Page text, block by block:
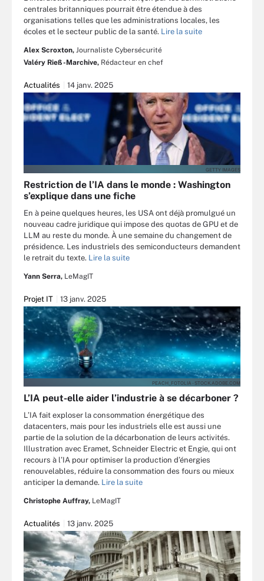
centrales britanniques pourrait être étendue à des
organisations telles que les administrations locales, les
écoles et le secteur public de la santé. Lire la suite
Alex Scroxton, Journaliste Cybersécurité
Valéry Rieß-Marchive, Rédacteur en chef
Actualités 14 janv. 2025
GETTY IMAGES
Restriction de l’IA dans le monde : Washington
s’explique dans une fiche
En à peine quelques heures, les USA ont déjà promulgué un
nouveau cadre juridique qui impose des quotas de GPU et de
LLM au reste du monde. À une semaine du changement de
présidence. Les industriels des semiconducteurs demandent
le retrait du texte. Lire la suite
Yann Serra, LeMagIT
Projet IT 13 janv. 2025
PEACH_FOTOLIA - STOCK.ADOBE.COM
L’IA peut-elle aider l’industrie à se décarboner ?
L’IA fait exploser la consommation énergétique des
datacenters, mais pour les industriels elle est aussi une
partie de la solution de la décarbonation de leurs activités.
Illustration avec Eramet, Schneider Electric et Engie, qui ont
recours à l’IA pour optimiser la production d’énergies
renouvelables, réduire la consommation des fours ou mieux
anticiper la demande. Lire la suite
Christophe Auffray, LeMagIT
Actualités 13 janv. 2025